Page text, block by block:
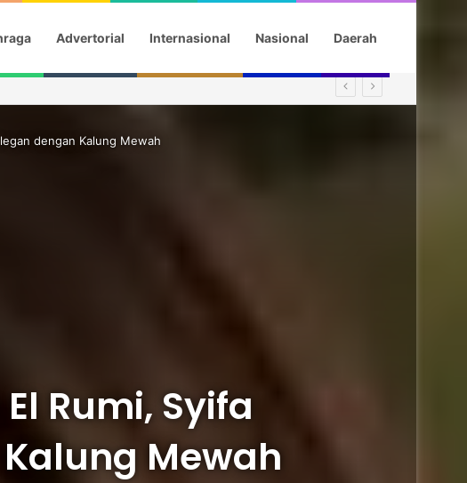
Advertorial Internasional Nasional Daerah
dengan Kalung Mewah
Rumi, Syifa
Mewah